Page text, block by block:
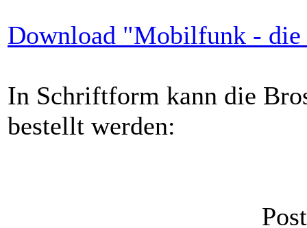
Download "Mobilfunk - die
In Schriftform kann die
bestellt werden: